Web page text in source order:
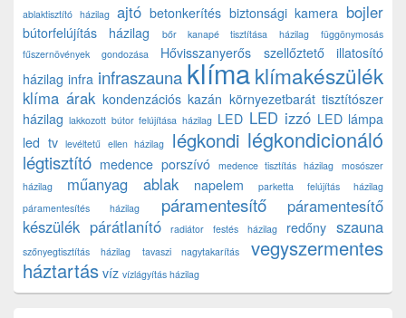
ablaktisztító házilag ajtó betonkerítés biztonsági kamera bojler
bútorfelújítás házilag bőr kanapé tisztítása házilag
függönymosás
fűszernövények gondozása
Hővisszanyerős szellőztető
illatosító
házilag infra infraszauna klímaklímakészülék
klíma árak kondenzációs kazán környezetbarát tisztítószer
házilag lakkozott bútor felújítása házilag LED LED izzó LED lámpa
led tv levéltetű ellen házilag légkondi légkondicionáló
légtisztító medence porszívó medence tisztítás házilag
mosószer
házilag
műanyag ablak napelem
parketta felújítás házilag
páramentesítés házilag
páramentesítő
páramentesítő
készülék párátlanító radiátor festés házilag redőny szauna
szőnyegtisztítás házilag tavaszi nagytakarítás
vegyszermentes
háztartás víz vízlágyítás házilag